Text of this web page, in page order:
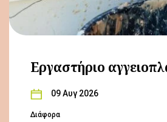
Εργαστήριο
09 Αυγ 2026
Διάφορα